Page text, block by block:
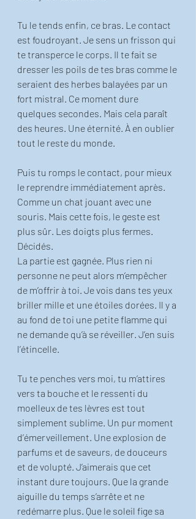
Tu le tends enfin, ce bras. Le contact
est foudroyant. Je sens un frisson qui
te transperce le corps. Il te fait se
dresser les poils de tes bras comme le
seraient des herbes balayées par un
fort mistral. Ce moment dure
quelques secondes. Mais cela paraît
des heures. Une éternité. À en oublier
tout le reste du monde.
Puis tu romps le contact, pour mieux
le reprendre immédiatement après.
Comme un chat jouant avec une
souris. Mais cette fois, le geste est
plus sûr. Les doigts plus fermes.
Décidés.
La partie est gagnée. Plus rien ni
personne ne peut alors m’empêcher
de m’offrir à toi. Je vois dans tes yeux
briller mille et une étoiles dorées. Il y a
au fond de toi une petite flamme qui
ne demande qu’à se réveiller. J’en suis
l’étincelle.
Tu te penches vers moi, tu m’attires
vers ta bouche et le ressenti du
moelleux de tes lèvres est tout
simplement sublime. Un pur moment
d’émerveillement. Une explosion de
parfums et de saveurs, de douceurs
et de volupté. J’aimerais que cet
instant dure toujours. Que la grande
aiguille du temps s’arrête et ne
redémarre plus. Que le soleil fige sa